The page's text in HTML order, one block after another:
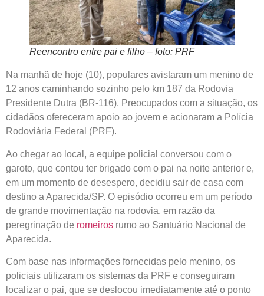
Reencontro entre pai e filho – foto: PRF
Na manhã de hoje (10), populares avistaram um menino de
12 anos caminhando sozinho pelo km 187 da Rodovia
Presidente Dutra (BR-116). Preocupados com a situação, os
cidadãos ofereceram apoio ao jovem e acionaram a Polícia
Rodoviária Federal (PRF).
Ao chegar ao local, a equipe policial conversou com o
garoto, que contou ter brigado com o pai na noite anterior e,
em um momento de desespero, decidiu sair de casa com
destino a Aparecida/SP. O episódio ocorreu em um período
de grande movimentação na rodovia, em razão da
peregrinação de romeiros rumo ao Santuário Nacional de
Aparecida.
Com base nas informações fornecidas pelo menino, os
policiais utilizaram os sistemas da PRF e conseguiram
localizar o pai, que se deslocou imediatamente até o ponto